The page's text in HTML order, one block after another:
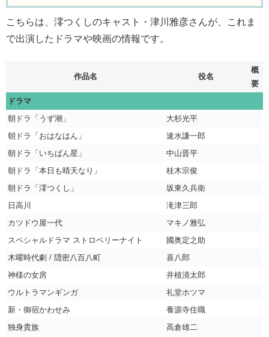
こちらは、澪つくしのキャスト・津川雅彦さんが、これま
で出演したドラマや映画の情報です。
作品名 役名
概
要
ドラマ
朝ドラ「うず潮」
大杉光平
朝ドラ「おはなはん」
速水謙一郎
朝ドラ「いちばん星」
中山晋平
朝ドラ「本日も晴天なり」
桂木宗俊
朝ドラ「澪つくし」
坂東久兵衛
日高川
滝津三郎
カツドウ屋一代
マキノ雅弘
スペシャルドラマ ストロベリーナイト
國奥定之助
木曜時代劇 / 隠密八百八町
喜八郎
神様の女房
井植清太郎
ウルトラマンギンガ
礼堂ホツマ
新・御宿かわせみ
養源寺住職
独身貴族
高倉雄二